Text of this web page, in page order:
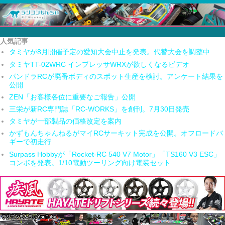
人気記事
タミヤが8月開催予定の愛知大会中止を発表。代替大会を調整中
タミヤTT-02WRC インプレッサWRXが欲しくなるビデオ
パンドラRCが廃番ボディのスポット生産を検討。アンケート結果を
公開
ZEN「お客様各位に重要なご報告」公開
三栄が新RC専門誌「RC-WORKS」を創刊。7月30日発売
タミヤが一部製品の価格改定を案内
かずもんちゃんねるがマイRCサーキット完成を公開。オフロードバ
ギーで初走行
Surpass Hobbyが「Rocket-RC 540 V7 Motor」「TS160 V3 ESC」
コンボを発表。1/10電動ツーリング向け電装セット